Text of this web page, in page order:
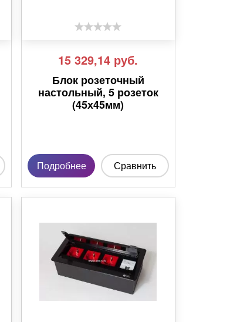
15 329,14 руб.
Блок розеточный
настольный, 5 розеток
(45х45мм)
Подробнее Сравнить